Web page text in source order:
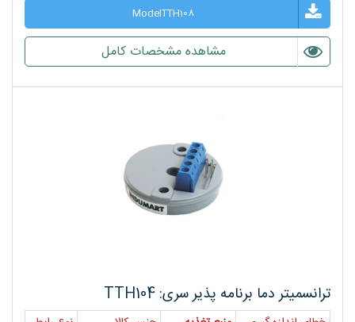
ModelTTH108
مشاهده مشخصات کامل
ترانسمیتر دما برنامه پذیر سری: TTH104